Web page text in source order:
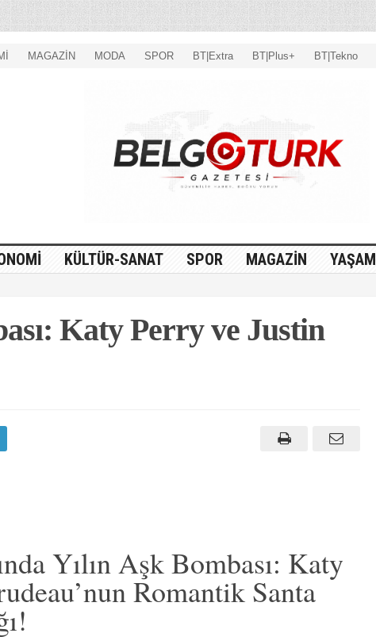
MAGAZİN MODA SPOR BT|Extra BT|Plus+ BT|Tekno
KÜLTÜR-SANAT SPOR MAGAZİN YAŞAM
Katy Perry ve Justin
Yılın Aşk Bombası: Katy
Romantik Santa